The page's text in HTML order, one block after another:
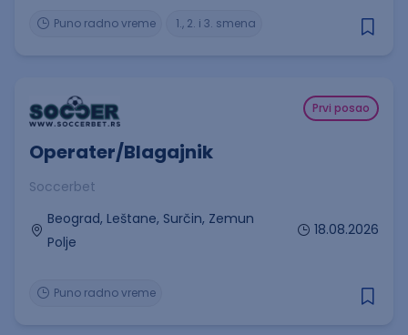
1., 2. i 3. smena
Puno radno vreme
Prvi posao
Operater/Blagajnik
Soccerbet
Beograd, Leštane, Surčin, Zemun
Polje
18.08.2026
Puno radno vreme